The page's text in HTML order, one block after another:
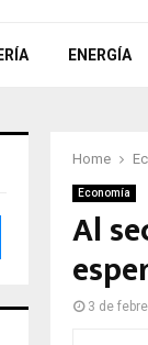
ENERGÍA
Home
Economía
Al
3 de